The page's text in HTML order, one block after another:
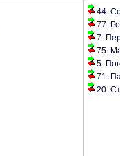
44.
77.
7.
75.
5.
71.
20.